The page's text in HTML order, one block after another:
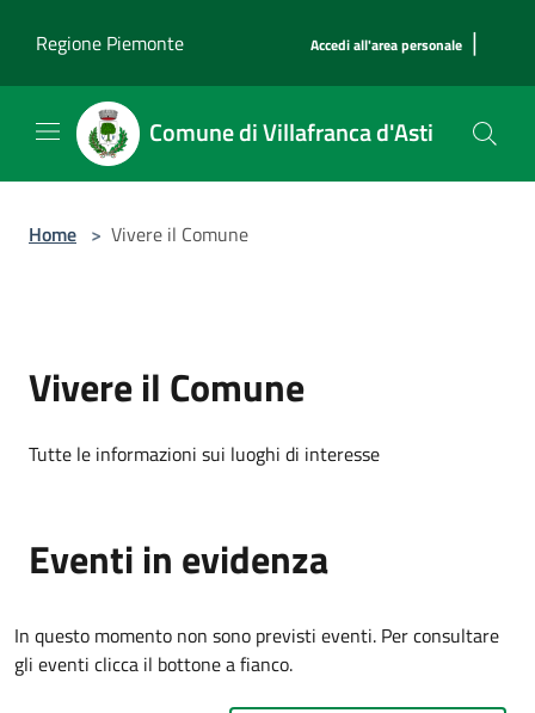
Regione Piemonte
Accedi all'area personale |
Comune di Villafranca d'Asti
Home > Vivere il Comune
Vivere il Comune
Tutte le informazioni sui luoghi di interesse
Eventi in evidenza
In questo momento non sono previsti eventi. Per consultare
gli eventi clicca il bottone a fianco.